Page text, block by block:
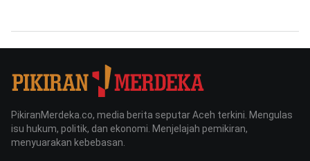
PikiranMerdeka.co, media berita seputar Aceh terkini. Mengulas
isu hukum, politik, dan ekonomi. Menjelajah pemikiran,
menyuarakan kebebasan.